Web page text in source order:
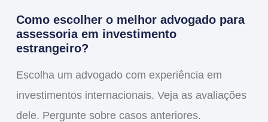
Como escolher o melhor advogado para
assessoria em investimento
estrangeiro?
Escolha um advogado com experiência em
investimentos internacionais. Veja as avaliações
dele. Pergunte sobre casos anteriores.